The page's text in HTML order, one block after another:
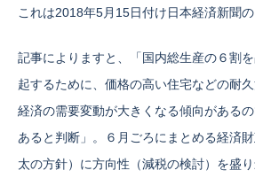
これは2018年5月15日付け日本経済新聞の
記事によりますと、「国内総生産の６割
起するために、価格の高い住宅などの耐
経済の需要変動が大きくなる傾向がある
あると判断」。６月ごろにまとめる経済
太の方針）に方向性（減税の検討）を盛り